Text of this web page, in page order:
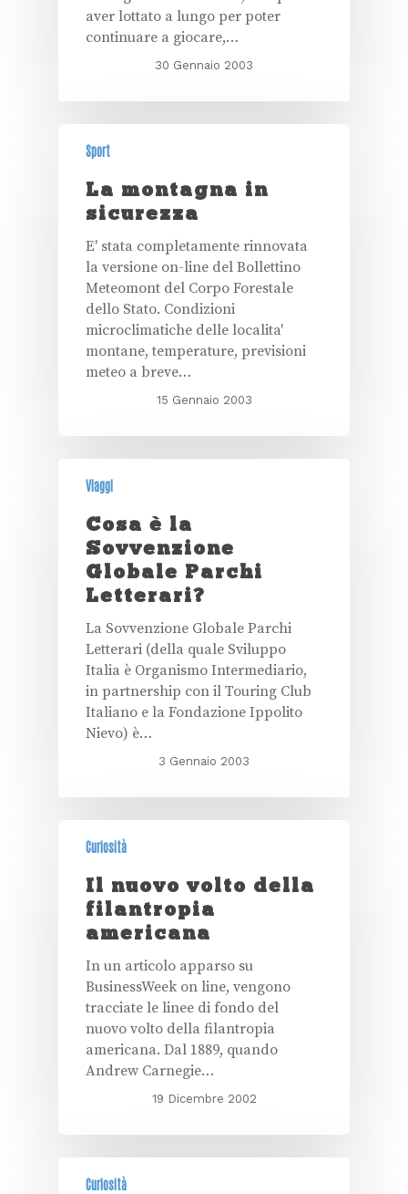
aver lottato a lungo per poter
continuare a giocare,…
30 Gennaio 2003
Sport
La montagna in
sicurezza
E' stata completamente rinnovata
la versione on-line del Bollettino
Meteomont del Corpo Forestale
dello Stato. Condizioni
microclimatiche delle localita'
montane, temperature, previsioni
meteo a breve…
15 Gennaio 2003
Viaggi
Cosa è la
Sovvenzione
Globale Parchi
Letterari?
La Sovvenzione Globale Parchi
Letterari (della quale Sviluppo
Italia è Organismo Intermediario,
in partnership con il Touring Club
Italiano e la Fondazione Ippolito
Nievo) è…
3 Gennaio 2003
Curiosità
Il nuovo volto della
filantropia
americana
In un articolo apparso su
BusinessWeek on line, vengono
tracciate le linee di fondo del
nuovo volto della filantropia
americana. Dal 1889, quando
Andrew Carnegie…
19 Dicembre 2002
Curiosità